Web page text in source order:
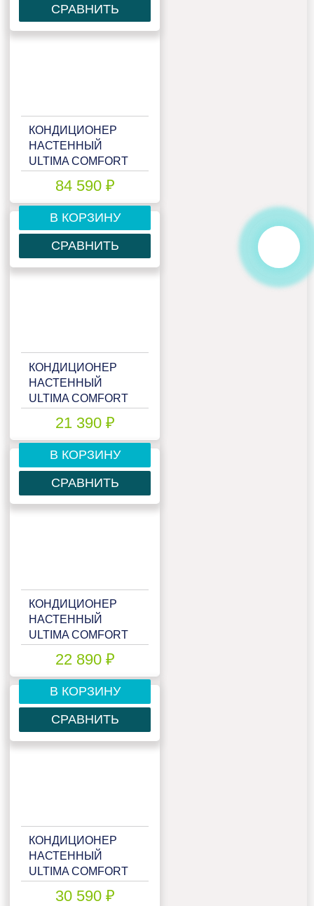
СРАВНИТЬ
КОНДИЦИОНЕР
НАСТЕННЫЙ
ULTIMA COMFORT
84 590 ₽
В КОРЗИНУ
СРАВНИТЬ
КОНДИЦИОНЕР
НАСТЕННЫЙ
ULTIMA COMFORT
21 390 ₽
В КОРЗИНУ
СРАВНИТЬ
КОНДИЦИОНЕР
НАСТЕННЫЙ
ULTIMA COMFORT
22 890 ₽
В КОРЗИНУ
СРАВНИТЬ
КОНДИЦИОНЕР
НАСТЕННЫЙ
ULTIMA COMFORT
30 590 ₽